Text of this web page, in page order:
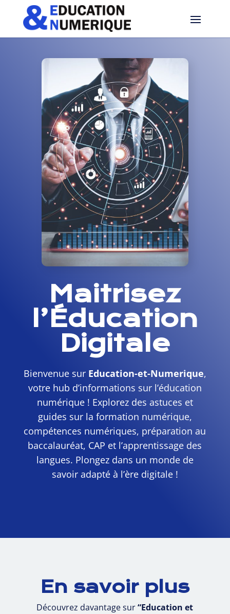
Maitrisez
l’Éducation
Digitale
Bienvenue sur Education-et-Numerique,
votre hub d’informations sur l’éducation
numérique ! Explorez des astuces et
guides sur la formation numérique,
compétences numériques, préparation au
baccalauréat, CAP et l’apprentissage des
langues. Plongez dans un monde de
savoir adapté à l’ère digitale !
En savoir plus
Découvrez davantage sur“Education et